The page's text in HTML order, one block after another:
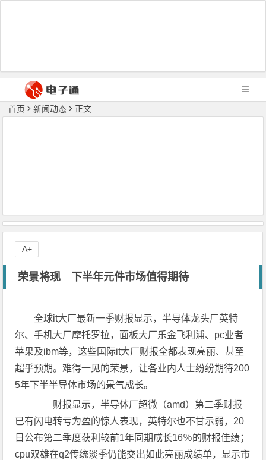
首页 新闻动态 正文
荣景将现 下半年元件市场值得期待
全球it大厂最新一季财报显示，半导体龙头厂英特
尔、手机大厂摩托罗拉，面板大厂乐金飞利浦、pc业者
苹果及ibm等，这些国际it大厂财报全都表现亮丽、甚至
超乎预期。难得一见的荣景，让各业内人士纷纷期待200
5年下半半导体市场的景气成长。
财报显示，半导体厂超微（amd）第二季财报
已有闪电转亏为盈的惊人表现，英特尔也不甘示弱，20
日公布第二季度获利较前1年同期成长16％的财报佳绩；
cpu双雄在q2传统淡季仍能交出如此亮丽成绩单，显示市
A+